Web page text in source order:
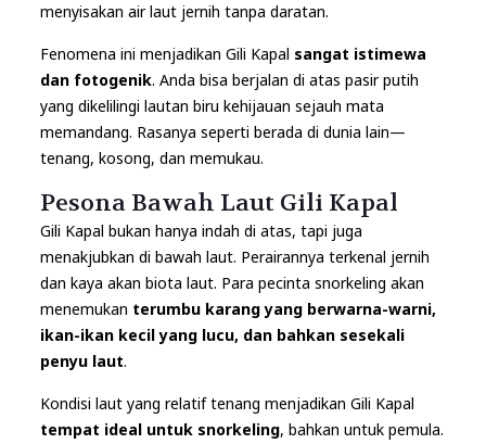
menyisakan air laut jernih tanpa daratan.
Fenomena ini menjadikan Gili Kapal sangat istimewa
dan fotogenik. Anda bisa berjalan di atas pasir putih
yang dikelilingi lautan biru kehijauan sejauh mata
memandang. Rasanya seperti berada di dunia lain—
tenang, kosong, dan memukau.
Pesona Bawah Laut Gili Kapal
Gili Kapal bukan hanya indah di atas, tapi juga
menakjubkan di bawah laut. Perairannya terkenal jernih
dan kaya akan biota laut. Para pecinta snorkeling akan
menemukan terumbu karang yang berwarna-warni,
ikan-ikan kecil yang lucu, dan bahkan sesekali
penyu laut.
Kondisi laut yang relatif tenang menjadikan Gili Kapal
tempat ideal untuk snorkeling, bahkan untuk pemula.